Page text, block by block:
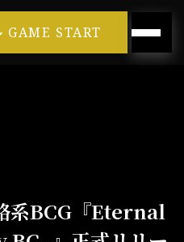
GAME START
系BCG『Eternal